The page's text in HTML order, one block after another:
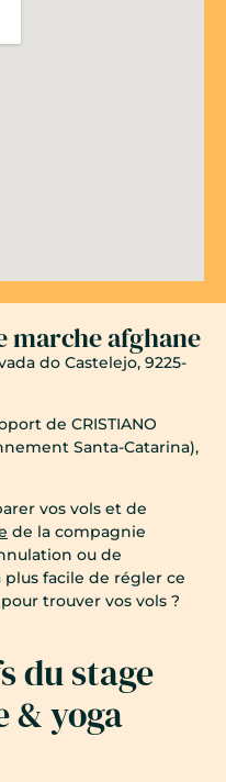
marche afghane
do Castelejo, 9225-
de CRISTIANO
Santa-Catarina),
vos vols et de
de la compagnie
ou de
plus facile de régler ce
trouver vos vols ?
du stage
& yoga